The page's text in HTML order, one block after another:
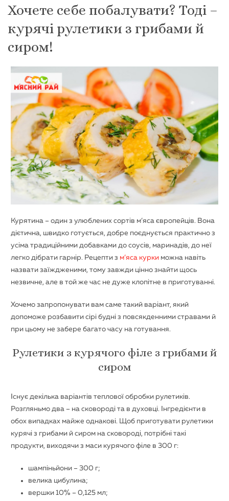
Хочете себе побалувати? Тоді –
курячі рулетики з грибами й
сиром!
Курятина – один з улюблених сортів м’яса європейців. Вона
дієтична, швидко готується, добре поєднується практично з
усіма традиційними добавками до соусів, маринадів, до неї
легко дібрати гарнір. Рецепти з м’яса курки можна навіть
назвати заїждженими, тому завжди цінно знайти щось
незвичне, але в той же час не дуже клопітне в приготуванні.
Хочемо запропонувати вам саме такий варіант, який
допоможе розбавити сірі будні з повсякденними стравами й
при цьому не забере багато часу на готування.
Рулетики з курячого філе з грибами й
сиром
Існує декілька варіантів теплової обробки рулетиків.
Розгляньмо два – на сковороді та в духовці. Інгредієнти в
обох випадках майже однакові. Щоб приготувати рулетики
курячі з грибами й сиром на сковороді, потрібні такі
продукти, виходячи з маси курячого філе в 300 г:
шампіньйони – 300 г;
велика цибулина;
вершки 10% – 0,125 мл;